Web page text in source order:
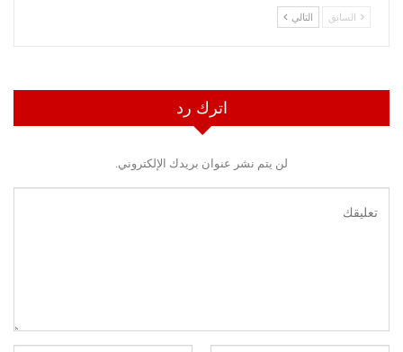
السابق التالي
اترك رد
لن يتم نشر عنوان بريدك الإلكتروني.